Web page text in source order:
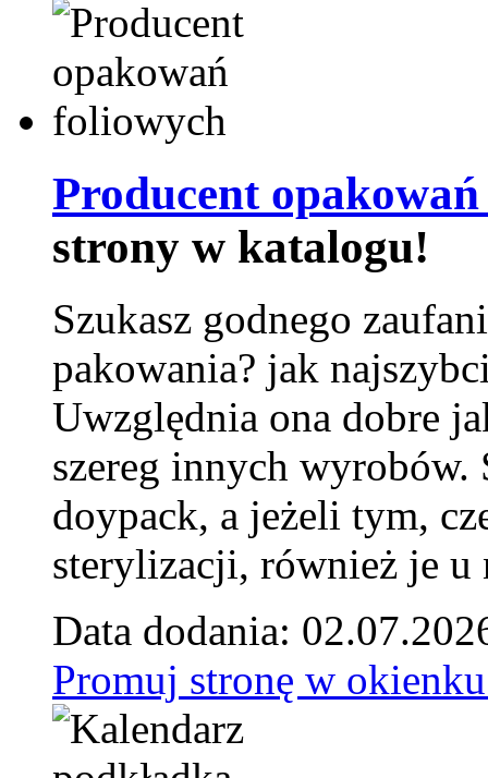
Producent
strony w katalogu!
Szukasz godnego
pakowania? jak
Uwzględnia ona dobre
szereg innych
doypack, a jeżeli tym,
sterylizacji, również je u
Data dodania:
Promuj stronę w